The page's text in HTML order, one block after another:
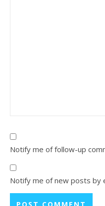
Notify me of follow-up
Notify me of new posts by